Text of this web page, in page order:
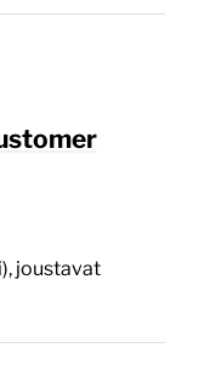
joustavat